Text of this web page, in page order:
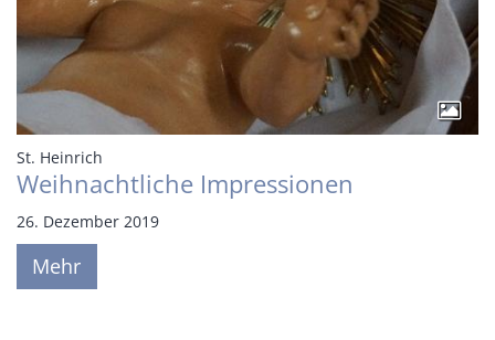
St. Heinrich
Weihnachtliche Impressionen
26. Dezember 2019
Mehr